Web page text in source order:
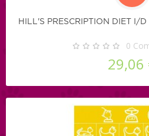
HILL'S PRESCRIPTION DIET I/
0
29,06